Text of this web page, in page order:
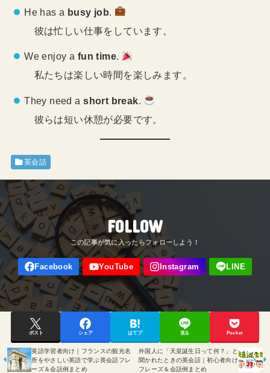
He has a busy job.
彼は忙しい仕事をしています。
We enjoy a fun time.
私たちは楽しい時間を楽しみます。
They need ashort break.
彼らは短い休憩が必要です。
英会話
FOLLOW
ポスト シェア はてブ 送る Pocket
英語学習者向け｜フランスの観光名
所をやさしい英語で学ぶ英会話フレ
ーズ＆会話例まとめ
外国人に「天皇誕生日って何？」と
聞かれたときの英会話｜初心者向け
フレーズ＆会話例まとめ